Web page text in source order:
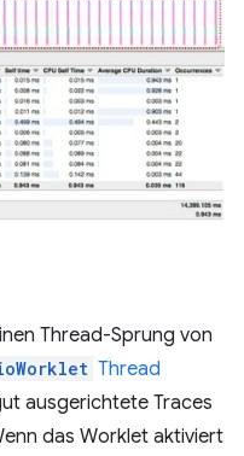
Thread-Sprung von
Thread
ausgerichtete Traces
das Worklet aktiviert